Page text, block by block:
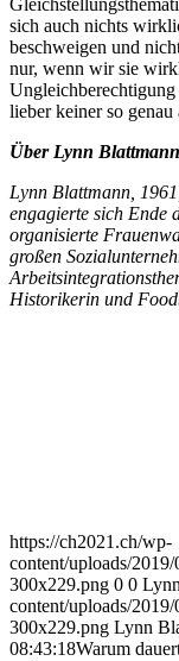
sich auch nichts
beschweigen und
nur, wenn wir sie
Ungleichberechtigung
lieber keiner so genau
Über Lynn Blattmann
Lynn Blattmann,
engagierte sich Ende
organisierte
großen
Historikerin und
https://ch2021.ch/wp-
content/uploads/
300x229.png 0 0
content/uploads/
300x229.png Lynn
08:43:18Warum